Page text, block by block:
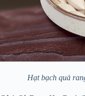
Hạt bạch quả